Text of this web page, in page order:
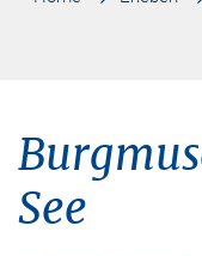
See